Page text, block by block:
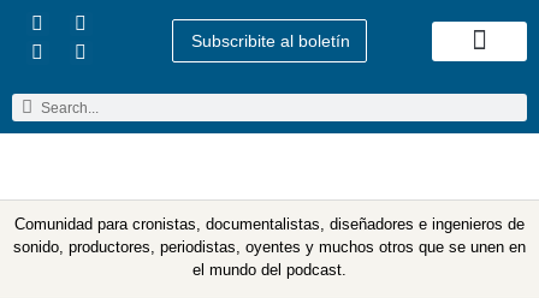
Subscribite al boletín
Comunidad para cronistas, documentalistas, diseñadores e ingenieros de
sonido, productores, periodistas, oyentes y muchos otros que se unen en
el mundo del podcast.